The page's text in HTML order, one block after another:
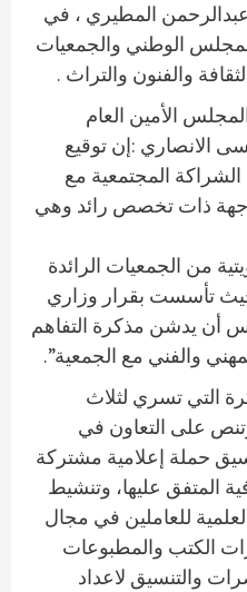
المطيري ، في
الوطني والجمعيات
والفنون والتراث .
الأمين العام
الانصاري :إن توقيع
المجتمعية مع
جهة ذات تخصص رائد وهي
من الجمعيات الرائدة
تأسست بقرار وزاري
أن يدشن مذكرة التفاهم
والفني مع الجمعية”.
التي تسري لثلاث
وتنص على التعاون في
حملة إعلامية مشتركة
المتفق عليها، وتنشيط
للعاملين في مجال
الكتب والمطبوعات
والتنسيق لاعداد